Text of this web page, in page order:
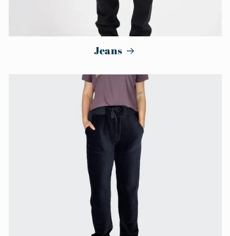
Jeans